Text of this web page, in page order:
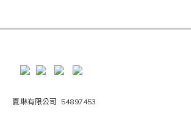
夏琳有限公司 54897453